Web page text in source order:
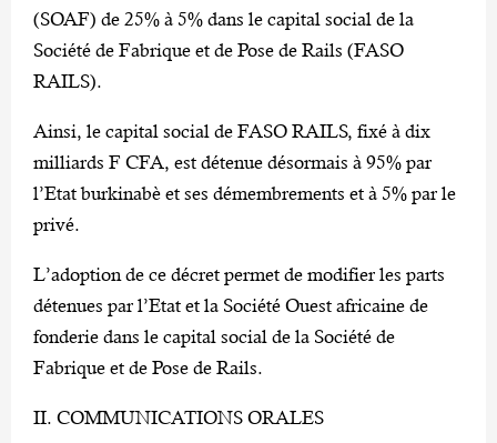
(SOAF) de 25% à 5% dans le capital social de la
Société de Fabrique et de Pose de Rails (FASO
RAILS).
Ainsi, le capital social de FASO RAILS, fixé à dix
milliards F CFA, est détenue désormais à 95% par
l’Etat burkinabè et ses démembrements et à 5% par le
privé.
L’adoption de ce décret permet de modifier les parts
détenues par l’Etat et la Société Ouest africaine de
fonderie dans le capital social de la Société de
Fabrique et de Pose de Rails.
II. COMMUNICATIONS ORALES